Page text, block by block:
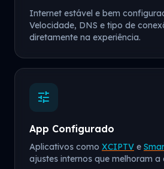
Internet estável e bem
Velocidade, DNS e tipo de
diretamente na experiência.
tune
App Configurado
Aplicativos como XCIPTV e
ajustes internos que melhoram a